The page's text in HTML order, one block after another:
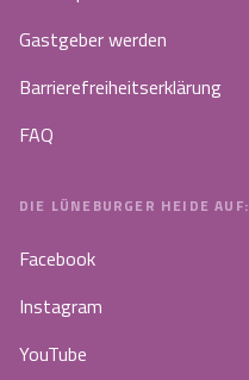
Gastgeber werden
Barrierefreiheitserklärung
FAQ
DIE LÜNEBURGER HEIDE AUF:
Facebook
Instagram
YouTube